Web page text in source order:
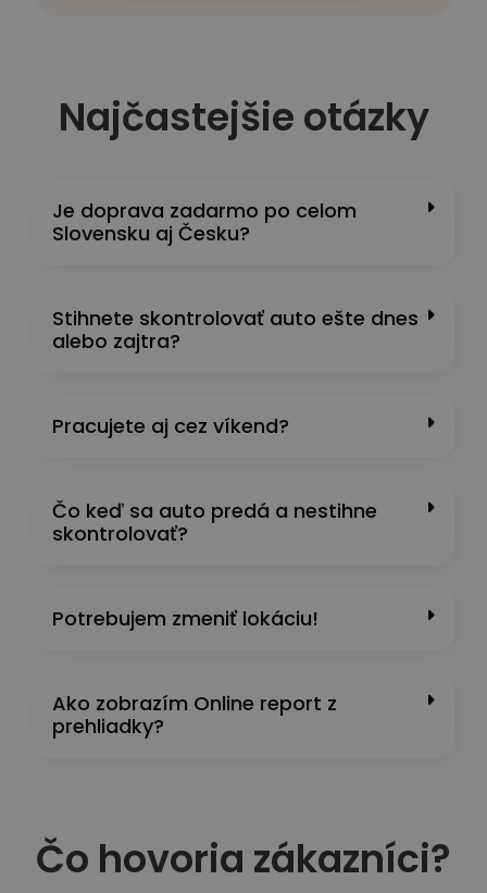
Najčastejšie otázky
Je doprava zadarmo po celom
Slovensku aj Česku?
Stihnete skontrolovať auto ešte dnes
alebo zajtra?
Pracujete aj cez víkend?
Čo keď sa auto predá a nestihne
skontrolovať?
Potrebujem zmeniť lokáciu!
Ako zobrazím Online report z
prehliadky?
Čo hovoria zákazníci?